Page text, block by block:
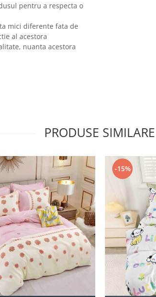
pentru a respecta o
mici diferente fata de
al acestora
nuanta acestora
PRODUSE SIMILARE
-15%